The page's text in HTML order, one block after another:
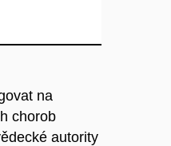
na
chorob
autority